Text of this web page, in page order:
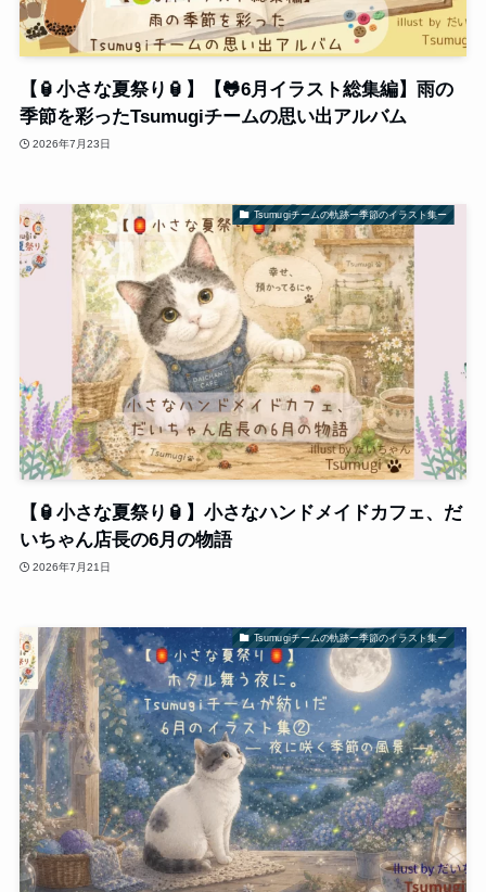
【🏮小さな夏祭り🏮】【🐸6月イラスト総集編】雨の
季節を彩ったTsumugiチームの思い出アルバム
2026年7月23日
Tsumugiチームの軌跡ー季節のイラスト集ー
【🏮小さな夏祭り🏮】小さなハンドメイドカフェ、だ
いちゃん店長の6月の物語
2026年7月21日
Tsumugiチームの軌跡ー季節のイラスト集ー